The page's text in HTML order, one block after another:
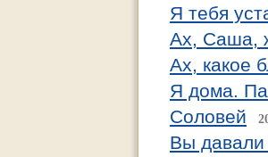
Я тебя
Ах, Саша,
Ах, какое
Я дома.
Соловей
Вы давали